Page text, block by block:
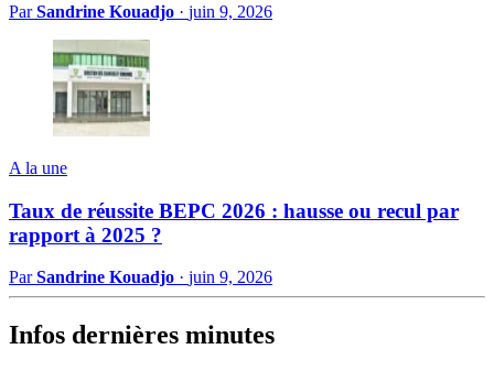
ParSandrine Kouadjo · juin 9, 2026
A la une
Taux de réussite BEPC 2026 : hausse ou recul par
rapport à 2025 ?
ParSandrine Kouadjo · juin 9, 2026
Infos dernières minutes